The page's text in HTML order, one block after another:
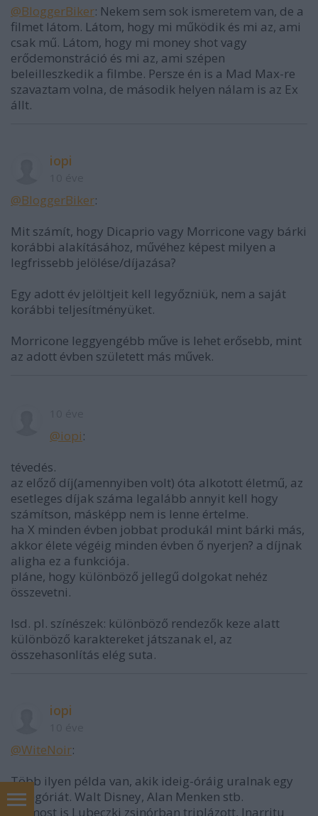
@BloggerBiker: Nekem sem sok ismeretem van, de a
filmet látom. Látom, hogy mi működik és mi az, ami
csak mű. Látom, hogy mi money shot vagy
erődemonstráció és mi az, ami szépen
beleilleszkedik a filmbe. Persze én is a Mad Max-re
szavaztam volna, de második helyen nálam is az Ex
állt.
iopi
@BloggerBiker:
Mit számít, hogy Dicaprio vagy Morricone vagy bárki
korábbi alakításához, művéhez képest milyen a
legfrissebb jelölése/díjazása?
Egy adott év jelöltjeit kell legyőzniük, nem a saját
korábbi teljesítményüket.
Morricone leggyengébb műve is lehet erősebb, mint
az adott évben született más művek.
@iopi:
tévedés.
az előző díj(amennyiben volt) óta alkotott életmű, az
esetleges díjak száma legalább annyit kell hogy
számítson, másképp nem is lenne értelme.
ha X minden évben jobbat produkál mint bárki más,
akkor élete végéig minden évben ő nyerjen? a díjnak
aligha ez a funkciója.
pláne, hogy különböző jellegű dolgokat nehéz
összevetni.
lsd. pl. színészek: különböző rendezők keze alatt
különböző karaktereket játszanak el, az
összehasonlítás elég suta.
iopi
@WiteNoir:
Több ilyen példa van, akik ideig-óráig uralnak egy
kategóriát. Walt Disney, Alan Menken stb.
De most is Lubeczki zsinórban triplázott, Inarritu